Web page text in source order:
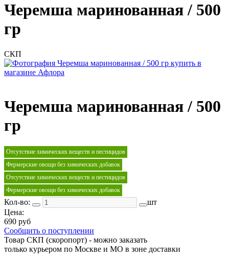
Черемша маринованная / 500
гр
СКП
Черемша маринованная / 500
гр
Отсутствие химических веществ и пестицидов
Фермерские овощи без химических добавок
Отсутствие химических веществ и пестицидов
Фермерские овощи без химических добавок
Кол-во:
шт
Цена:
690 руб
Сообщить о поступлении
Товар СКП (скоропорт) - можно заказать
только курьером по Москве и МО в зоне доставки